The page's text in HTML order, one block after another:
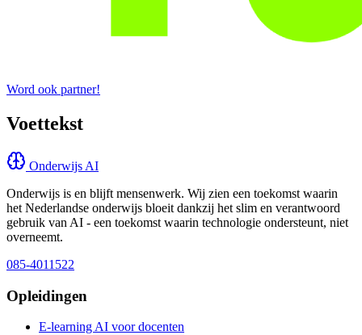
Word ook partner!
Voettekst
Onderwijs AI
Onderwijs is en blijft mensenwerk. Wij zien een toekomst waarin
het Nederlandse onderwijs bloeit dankzij het slim en verantwoord
gebruik van AI - een toekomst waarin technologie ondersteunt, niet
overneemt.
085-4011522
Opleidingen
E-learning AI voor docenten